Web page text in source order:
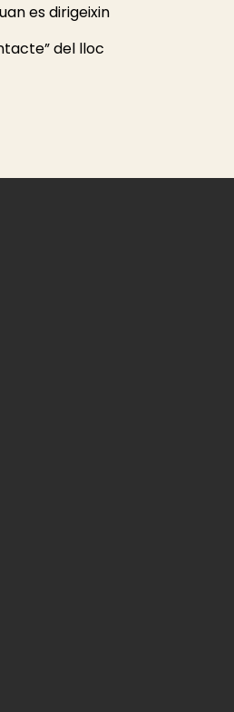
es dirigeixin
del lloc